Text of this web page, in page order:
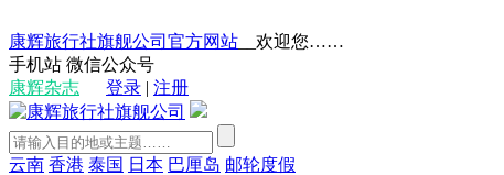
康辉旅行社旗舰公司官方网站 __欢迎您……
手机站 微信公众号
康辉杂志
登录 | 注册
云南 香港 泰国 日本 巴厘岛 邮轮度假